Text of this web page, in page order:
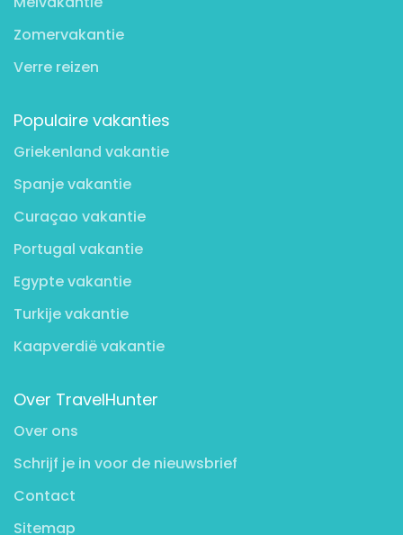
Zomervakantie
Verre reizen
Populaire vakanties
Griekenland vakantie
Spanje vakantie
Curaçao vakantie
Portugal vakantie
Egypte vakantie
Turkije vakantie
Kaapverdië vakantie
Over TravelHunter
Over ons
Schrijf je in voor de nieuwsbrief
Contact
Sitemap